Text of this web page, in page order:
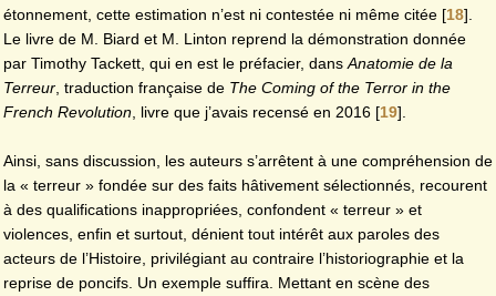
étonnement, cette estimation n’est ni contestée ni même citée [18]
Le livre de M. Biard et M. Linton reprend la démonstration donnée
par Timothy Tackett, qui en est le préfacier, dans Anatomie de la
Terreur , traduction française de The Coming of the Terror in the
French Revolution , livre que j’avais recensé en 2016 [19]
Ainsi, sans discussion, les auteurs s’arrêtent à une compréhension de
la « terreur » fondée sur des faits hâtivement sélectionnés, recourent
à des qualifications inappropriées, confondent « terreur » et
violences, enfin et surtout, dénient tout intérêt aux paroles des
acteurs de l’Histoire, privilégiant au contraire l’historiographie et la
reprise de poncifs. Un exemple suffira. Mettant en scène des